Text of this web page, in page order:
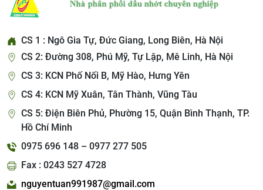
CS 1 : Ngô Gia Tự, Đức Giang, Long Biên, Hà Nội
CS 2: Đường 308, Phú Mỹ, Tự Lập, Mê Linh, Hà Nội
CS 3: KCN Phố Nối B, Mỹ Hào, Hưng Yên
CS 4: KCN Mỹ Xuân, Tân Thành, Vũng Tàu
CS 5: Điện Biên Phủ, Phường 15, Quận Bình Thạnh, TP.
Hồ Chí Minh
0975 696 148 – 0977 277 505
Fax : 0243 527 4728
nguyentuan991987@gmail.com